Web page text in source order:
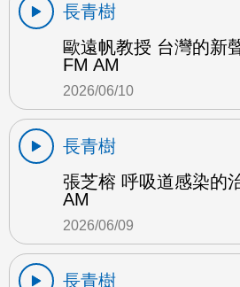
長青樹
歐遠帆教授 台灣的新
FM AM
2026/06/10
長青樹
張芝榕 呼吸道感染的
AM
2026/06/09
長青樹